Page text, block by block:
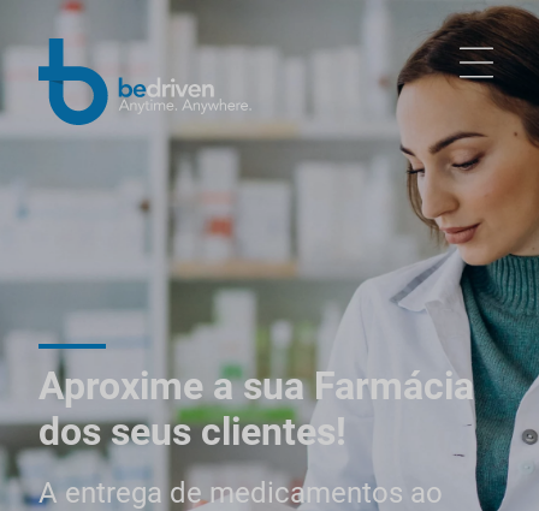
Aproxime a sua Farmácia
dos seus clientes!
A entrega de medicamentos ao